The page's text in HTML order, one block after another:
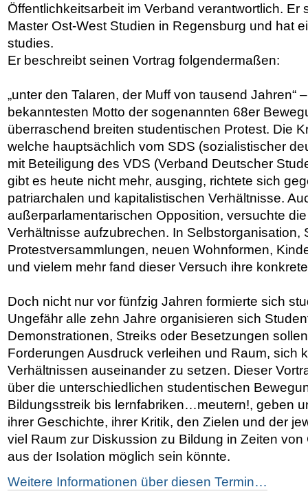
Öffentlichkeitsarbeit im Verband verantwortlich. Er
Master Ost-West Studien in Regensburg und hat
studies.
Er beschreibt seinen Vortrag folgendermaßen:
„unter den Talaren, der Muff von tausend Jahren“
bekanntesten Motto der sogenannten 68er
überraschend breiten studentischen Protest. Die
welche hauptsächlich vom SDS (sozialistischer
mit Beteiligung des VDS (Verband Deutscher
gibt es heute nicht mehr, ausging, richtete sich
patriarchalen und kapitalistischen Verhältnisse.
außerparlamentarischen Opposition, versuchte
Verhältnisse aufzubrechen. In Selbstorganisation,
Protestversammlungen, neuen Wohnformen,
und vielem mehr fand dieser Versuch ihre
Doch nicht nur vor fünfzig Jahren formierte sich
Ungefähr alle zehn Jahre organisieren sich
Demonstrationen, Streiks oder Besetzungen
Forderungen Ausdruck verleihen und Raum, sich
Verhältnissen auseinander zu setzen. Dieser
über die unterschiedlichen studentischen
Bildungsstreik bis lernfabriken…meutern!, geben
ihrer Geschichte, ihrer Kritik, den Zielen und der
viel Raum zur Diskussion zu Bildung in Zeiten
aus der Isolation möglich sein könnte.
Weitere Informationen über diesen Termin…